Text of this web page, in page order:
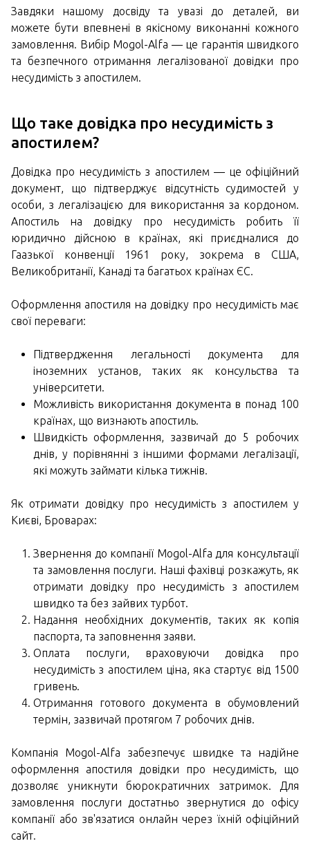
Завдяки нашому досвіду та увазі до деталей, ви
можете бути впевнені в якісному виконанні кожного
замовлення. Вибір Mogol-Alfa — це гарантія швидкого
та безпечного отримання легалізованої довідки про
несудимість з апостилем.
Що таке довідка про несудимість з
апостилем?
Довідка про несудимість з апостилем — це офіційний
документ, що підтверджує відсутність судимостей у
особи, з легалізацією для використання за кордоном.
Апостиль на довідку про несудимість робить її
юридично дійсною в країнах, які приєдналися до
Гаазької конвенції 1961 року, зокрема в США,
Великобританії, Канаді та багатьох країнах ЄС.
Оформлення апостиля на довідку про несудимість має
свої переваги:
Підтвердження легальності документа для
іноземних установ, таких як консульства та
університети.
Можливість використання документа в понад 100
країнах, що визнають апостиль.
Швидкість оформлення, зазвичай до 5 робочих
днів, у порівнянні з іншими формами легалізації,
які можуть займати кілька тижнів.
Як отримати довідку про несудимість з апостилем у
Києві, Броварах:
Звернення до компанії Mogol-Alfa для консультації
та замовлення послуги. Наші фахівці розкажуть, як
отримати довідку про несудимість з апостилем
швидко та без зайвих турбот.
Надання необхідних документів, таких як копія
паспорта, та заповнення заяви.
Оплата послуги, враховуючи довідка про
несудимість з апостилем ціна, яка стартує від 1500
гривень.
Отримання готового документа в обумовлений
термін, зазвичай протягом 7 робочих днів.
Компанія Mogol-Alfa забезпечує швидке та надійне
оформлення апостиля довідки про несудимість, що
дозволяє уникнути бюрократичних затримок. Для
замовлення послуги достатньо звернутися до офісу
компанії або зв'язатися онлайн через їхній офіційний
сайт.